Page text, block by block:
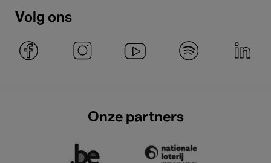
Volg ons
Onze partners